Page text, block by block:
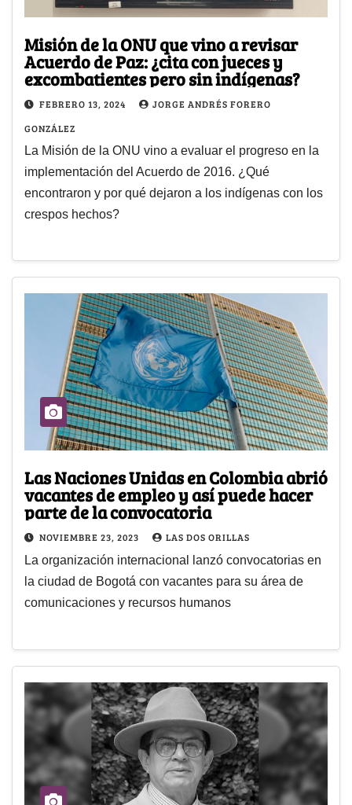
Misión de la ONU que vino a revisar
Acuerdo de Paz: ¿cita con jueces y
excombatientes pero sin indígenas?
FEBRERO 13, 2024
JORGE ANDRÉS FORERO
GONZÁLEZ
La Misión de la ONU vino a evaluar el progreso en la
implementación del Acuerdo de 2016. ¿Qué
encontraron y por qué dejaron a los indígenas con los
crespos hechos?
Las Naciones Unidas en Colombia abrió
vacantes de empleo y así puede hacer
parte de la convocatoria
NOVIEMBRE 23, 2023 LAS DOS ORILLAS
La organización internacional lanzó convocatorias en
la ciudad de Bogotá con vacantes para su área de
comunicaciones y recursos humanos